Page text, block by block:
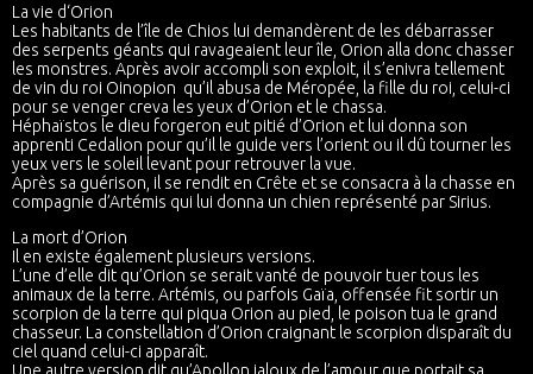
La vie d‘Orion
Les habitants de l’île de Chios lui demandèrent de les débarrasser
des serpents géants qui ravageaient leur île, Orion alla donc chasser
les monstres. Après avoir accompli son exploit, il s’enivra tellement
de vin du roi Oinopion qu’il abusa de Méropée, la fille du roi, celui-ci
pour se venger creva les yeux d’Orion et le chassa.
Héphaïstos le dieu forgeron eut pitié d’Orion et lui donna son
apprenti Cedalion pour qu’il le guide vers l’orient ou il dû tourner les
yeux vers le soleil levant pour retrouver la vue.
Après sa guérison, il se rendit en Crête et se consacra à la chasse en
compagnie d’Artémis qui lui donna un chien représenté par Sirius.
La mort d’Orion
Il en existe également plusieurs versions.
L’une d’elle dit qu’Orion se serait vanté de pouvoir tuer tous les
animaux de la terre. Artémis, ou parfois Gaïa, offensée fit sortir un
scorpion de la terre qui piqua Orion au pied, le poison tua le grand
chasseur. La constellation d’Orion craignant le scorpion disparaît du
ciel quand celui-ci apparaît.
Une autre version dit qu’Apollon jaloux de l’amour que portait sa